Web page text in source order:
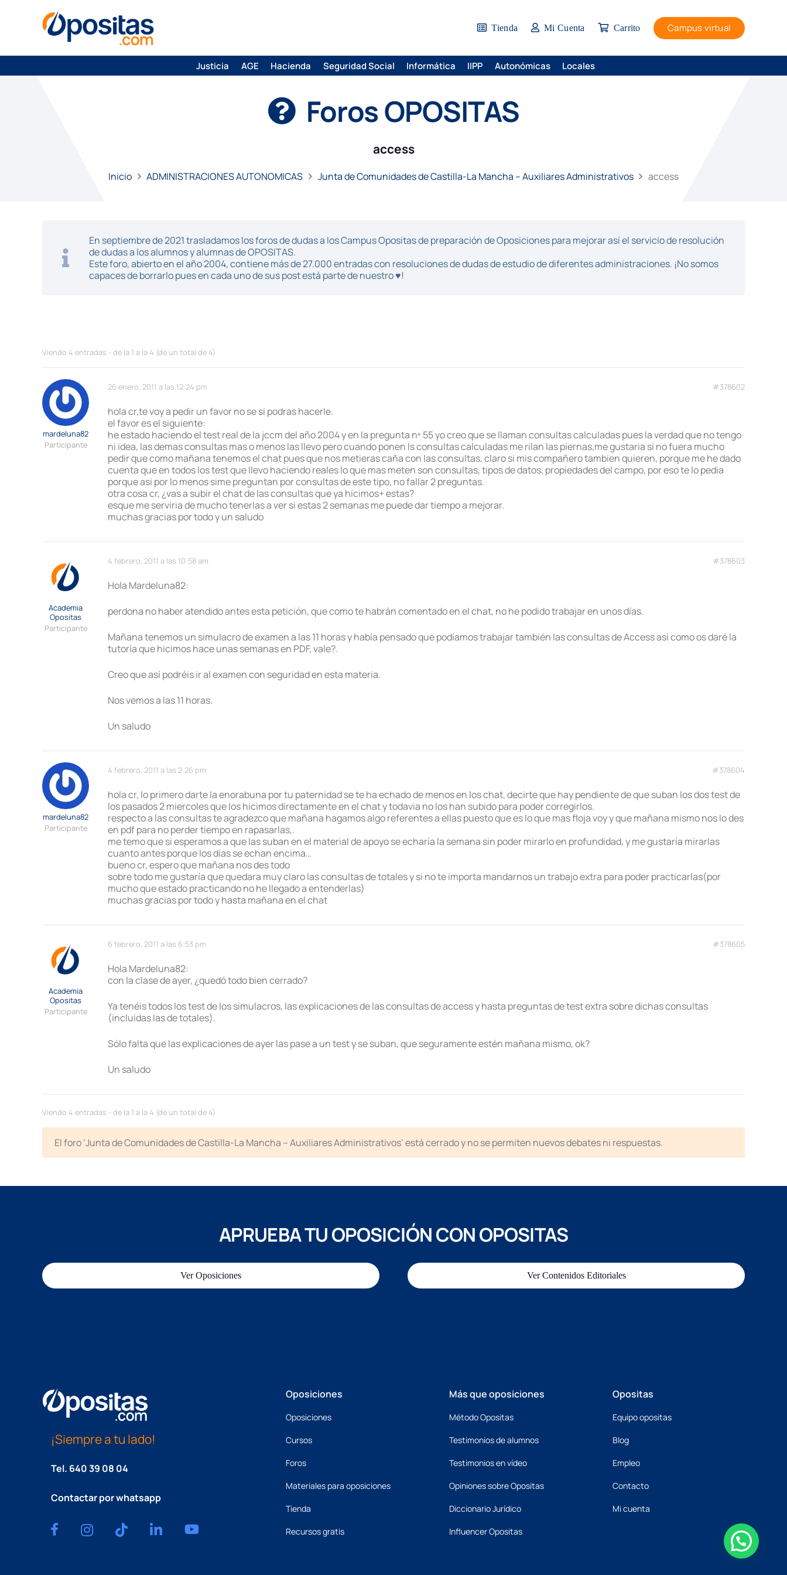
Tienda Mi Cuenta Carrito Campus virtual
Justicia AGE Hacienda Seguridad Social Informática IIPP Autonómicas Locales
Foros OPOSITAS
access
Inicio ADMINISTRACIONES AUTONOMICAS Junta de Comunidades de Castilla-La Mancha – Auxiliares Administrativos access
En septiembre de 2021 trasladamos los foros de dudas a los Campus Opositas de preparación de Oposiciones para mejorar así el servicio de resolución
de dudas a los alumnos y alumnas de OPOSITAS.
Este foro, abierto en el año 2004, contiene más de 27.000 entradas con resoluciones de dudas de estudio de diferentes administraciones. ¡No somos
capaces de borrarlo pues en cada uno de sus post está parte de nuestro ♥!
Viendo 4 entradas - de la 1 a la 4 (de un total de 4)
26 enero, 2011 a las 12:24 pm #378602
mardeluna82
Participante
hola cr,te voy a pedir un favor no se si podras hacerle.
el favor es el siguiente:
he estado haciendo el test real de la jccm del año 2004 y en la pregunta nº 55 yo creo que se llaman consultas calculadas pues la verdad que no tengo
ni idea, las demas consultas mas o menos las llevo pero cuando ponen ls consultas calculadas me rilan las piernas,me gustaria si no fuera mucho
pedir que como mañana tenemos el chat pues que nos metieras caña con las consultas, claro si mis compañero tambien quieren, porque me he dado
cuenta que en todos los test que llevo haciendo reales lo que mas meten son consultas, tipos de datos, propiedades del campo, por eso te lo pedia
porque asi por lo menos sime preguntan por consultas de este tipo, no fallar 2 preguntas.
otra cosa cr, ¿vas a subir el chat de las consultas que ya hicimos+ estas?
esque me serviria de mucho tenerlas a ver si estas 2 semanas me puede dar tiempo a mejorar.
muchas gracias por todo y un saludo
4 febrero, 2011 a las 10:58 am #378603
Academia
Opositas
Participante
Hola Mardeluna82:
perdona no haber atendido antes esta petición, que como te habrán comentado en el chat, no he podido trabajar en unos días.
Mañana tenemos un simulacro de examen a las 11 horas y había pensado que podíamos trabajar también las consultas de Access así como os daré la
tutoría que hicimos hace unas semanas en PDF, vale?.
Creo que así podréis ir al examen con seguridad en esta materia.
Nos vemos a las 11 horas.
Un saludo
4 febrero, 2011 a las 2:26 pm #378604
mardeluna82
Participante
hola cr, lo primero darte la enorabuna por tu paternidad se te ha echado de menos en los chat, decirte que hay pendiente de que suban los dos test de
los pasados 2 miercoles que los hicimos directamente en el chat y todavia no los han subido para poder corregirlos.
respecto a las consultas te agradezco que mañana hagamos algo referentes a ellas puesto que es lo que mas floja voy y que mañana mismo nos lo des
en pdf para no perder tiempo en rapasarlas,.
me temo que si esperamos a que las suban en el material de apoyo se echaría la semana sin poder mirarlo en profundidad, y me gustaría mirarlas
cuanto antes porque los días se echan encima…
bueno cr, espero que mañana nos des todo
sobre todo me gustaría que quedara muy claro las consultas de totales y si no te importa mandarnos un trabajo extra para poder practicarlas(por
mucho que estado practicando no he llegado a entenderlas)
muchas gracias por todo y hasta mañana en el chat
6 febrero, 2011 a las 6:53 pm #378605
Academia
Opositas
Participante
Hola Mardeluna82:
con la clase de ayer, ¿quedó todo bien cerrado?
Ya tenéis todos los test de los simulacros, las explicaciones de las consultas de access y hasta preguntas de test extra sobre dichas consultas
(incluidas las de totales).
Sólo falta que las explicaciones de ayer las pase a un test y se suban, que seguramente estén mañana mismo, ok?
Un saludo
Viendo 4 entradas - de la 1 a la 4 (de un total de 4)
El foro ‘Junta de Comunidades de Castilla-La Mancha – Auxiliares Administrativos’ está cerrado y no se permiten nuevos debates ni respuestas.
APRUEBA TU OPOSICIÓN CON OPOSITAS
Ver Oposiciones Ver Contenidos Editoriales
¡Siempre a tu lado!
Tel. 640 39 08 04
Contactar por whatsapp
Oposiciones
Oposiciones
Cursos
Foros
Materiales para oposiciones
Tienda
Recursos gratis
Más que oposiciones
Método Opositas
Testimonios de alumnos
Testimonios en vídeo
Opiniones sobre Opositas
Diccionario Jurídico
Influencer Opositas
Opositas
Equipo opositas
Blog
Empleo
Contacto
Mi cuenta